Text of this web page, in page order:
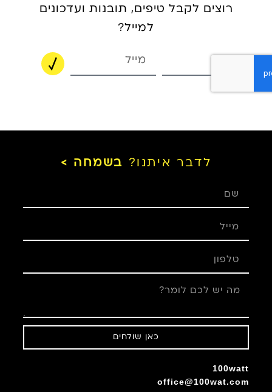
רוצים לקבל טיפים, תובנות ועדכונים
למייל?
לדבר איתנו? בשמחה >
כאן שולחים
100watt
office@100wat.com